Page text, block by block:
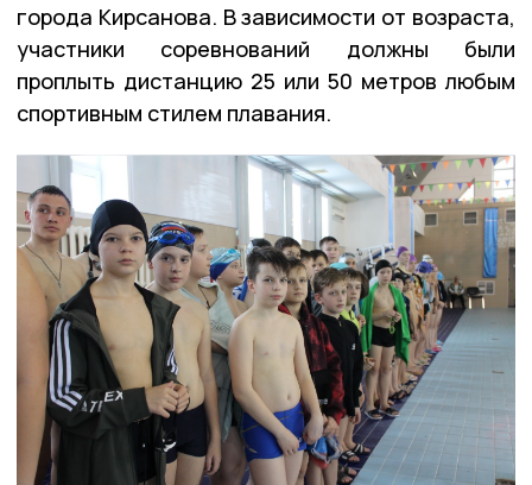
города Кирсанова. В зависимости от возраста,
участники соревнований должны были
проплыть дистанцию 25 или 50 метров любым
спортивным стилем плавания.